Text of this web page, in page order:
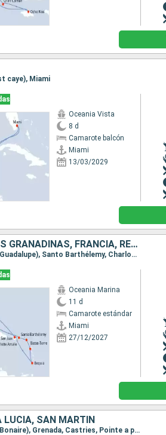
caye), Miami
Oceania Vista
8 d
Camarote balcón
Miami
13/03/2029
BAHAMAS, PUERTO RICO, SAN VINCENT Y LAS GRANADINAS, FRANCIA, REPÚBLICA DOMINICANA, ESTADOS UNIDOS
Itinerario : Miami, Nassau, San Juan, Bequia, Basse-Terre (Guadalupe), Santo Barthélemy, Charlotte Amalie, Puerto Plata, Miami
Oceania Marina
11 d
Camarote estándar
Miami
27/12/2027
LUCIA, SAN MARTÍN
Itinerario : Miami, Aruba, Willemstad(Curaçao), Kralendjik (Bonaire), Grenada, Castries, Pointe a pitre (Guadalupe), Philipsburg, Miami